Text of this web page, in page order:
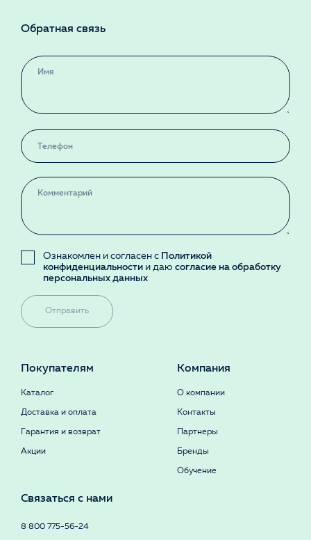
Обратная связь
Ознакомлен и согласен с Политикой
конфиденциальности и даю согласие на обработку
персональных данных
Отправить
Покупателям
Каталог
Доставка и оплата
Гарантия и возврат
Акции
Компания
О компании
Контакты
Партнеры
Бренды
Обучение
Связаться с нами
8 800 775-56-24